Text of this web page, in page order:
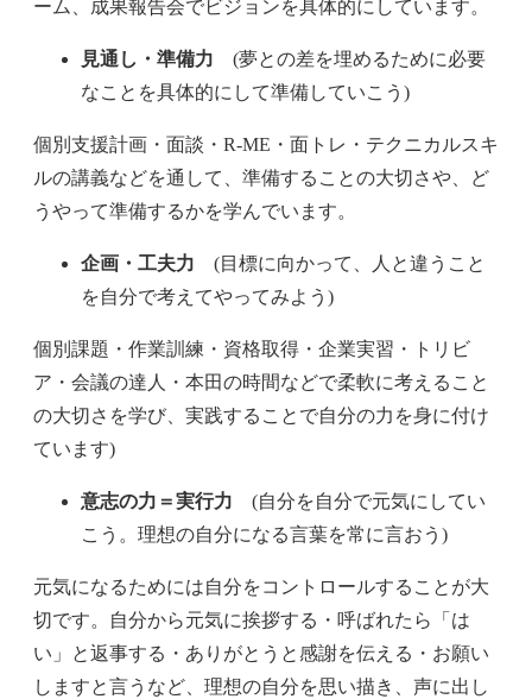
ーム、成果報告会でビジョンを具体的にしています。
見通し・準備力 (夢との差を埋めるために必要
なことを具体的にして準備していこう)
個別支援計画・面談・R-ME・面トレ・テクニカルスキ
ルの講義などを通して、準備することの大切さや、ど
うやって準備するかを学んでいます。
企画・工夫力 (目標に向かって、人と違うこと
を自分で考えてやってみよう)
個別課題・作業訓練・資格取得・企業実習・トリビ
ア・会議の達人・本田の時間などで柔軟に考えること
の大切さを学び、実践することで自分の力を身に付け
ています)
意志の力＝実行力 (自分を自分で元気にしてい
こう。理想の自分になる言葉を常に言おう)
元気になるためには自分をコントロールすることが大
切です。自分から元気に挨拶する・呼ばれたら「は
い」と返事する・ありがとうと感謝を伝える・お願い
しますと言うなど、理想の自分を思い描き、声に出し